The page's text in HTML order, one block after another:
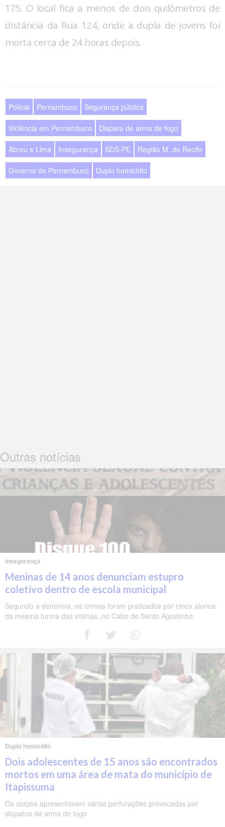
175. O local fica a menos de dois quilômetros de
distância da Rua 124, onde a dupla de jovens foi
morta cerca de 24 horas depois.
Polícia Pernambuco Segurança pública
Violência em Pernambuco Disparo de arma de fogo
Abreu e Lima Insegurança SDS-PE Região M. do Recife
Governo de Pernambuco Duplo homicídio
Outras notícias
Insegurança
Meninas de 14 anos denunciam estupro
coletivo dentro de escola municipal
Segundo a denúncia, os crimes foram praticados por cinco alunos
da mesma turma das vítimas, no Cabo de Santo Agostinho.
Duplo homicídio
Dois adolescentes de 15 anos são encontrados
mortos em uma área de mata do município de
Itapissuma
Os corpos apresentavam várias perfurações provocadas por
disparos de arma de fogo